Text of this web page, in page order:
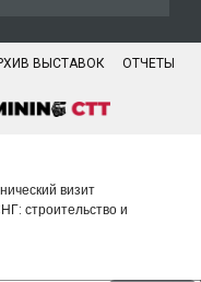
ВЫСТАВОК ОТЧЕТЫ
визит
строительство и